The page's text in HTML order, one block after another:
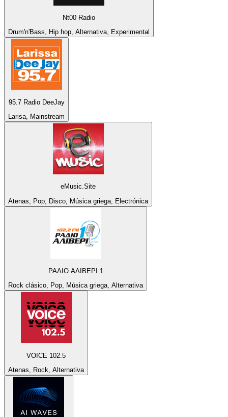
Nt00 Radio
Drum'n'Bass, Hip hop, Alternativa, Experimental
95.7 Radio DeeJay
Larisa, Mainstream
eMusic.Site
Atenas, Pop, Disco, Música griega, Electrónica
ΡΑΔΙΟ ΑΛΙΒΕΡΙ 1
Rock clásico, Pop, Música griega, Alternativa
VOICE 102.5
Atenas, Rock, Alternativa